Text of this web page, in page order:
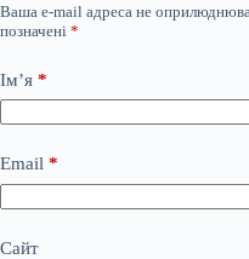
Ваша e-mail адреса не
позначені *
Ім’я *
Email *
Сайт